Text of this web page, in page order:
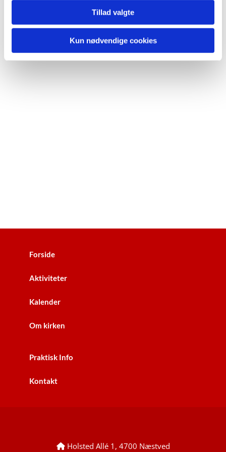
Tillad valgte
Kun nødvendige cookies
Forside
Aktiviteter
Kalender
Om kirken
Praktisk Info
Kontakt
Holsted Allé 1, 4700 Næstved